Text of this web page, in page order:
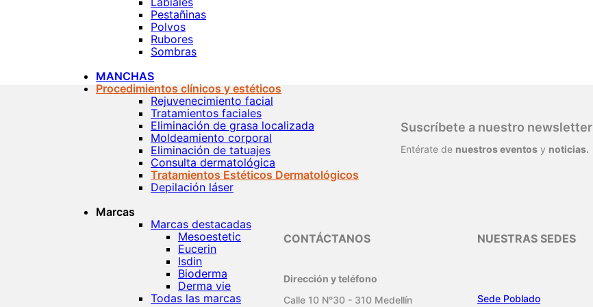
Pestañinas
Polvos
Rubores
Sombras
MANCHAS
Procedimientos clínicos y estéticos
Rejuvenecimiento facial
Tratamientos faciales
Eliminación de grasa localizada
Moldeamiento corporal
Eliminación de tatuajes
Consulta dermatológica
Tratamientos Estéticos Dermatológicos
Depilación láser
Marcas
Marcas destacadas
Mesoestetic
Eucerin
Isdin
Bioderma
Derma vie
Todas las marcas
Suscríbete a nuestro newsletter
Entérate de nuestros eventos y noticias.
CONTÁCTANOS
Dirección y teléfono
Calle 10 N°30 - 310 Medellín
NUESTRAS SEDES
Sede Poblado